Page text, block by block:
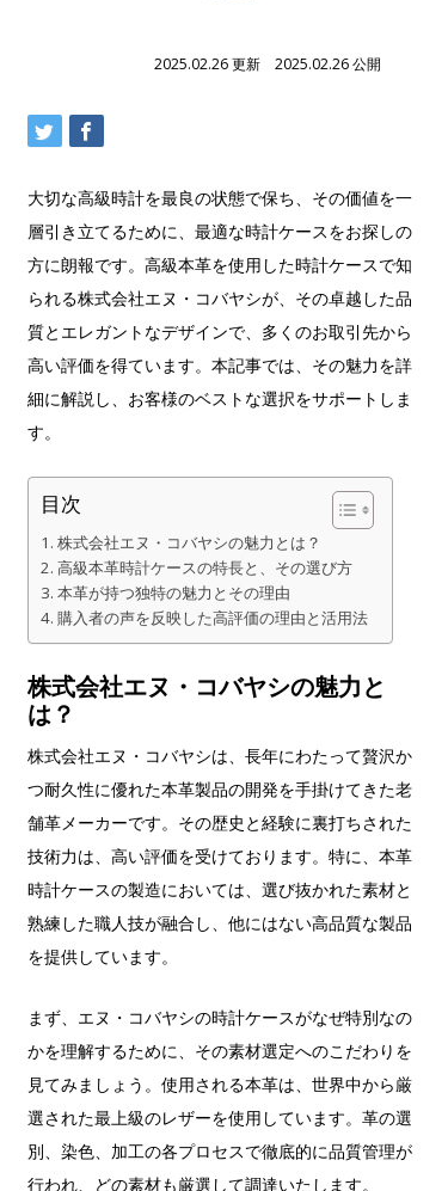
2025.02.26 更新 2025.02.26 公開
大切な高級時計を最良の状態で保ち、その価値を一
層引き立てるために、最適な時計ケースをお探しの
方に朗報です。高級本革を使用した時計ケースで知
られる株式会社エヌ・コバヤシが、その卓越した品
質とエレガントなデザインで、多くのお取引先から
高い評価を得ています。本記事では、その魅力を詳
細に解説し、お客様のベストな選択をサポートしま
す。
目次
株式会社エヌ・コバヤシの魅力とは？
高級本革時計ケースの特長と、その選び方
本革が持つ独特の魅力とその理由
購入者の声を反映した高評価の理由と活用法
株式会社エヌ・コバヤシの魅力と
は？
株式会社エヌ・コバヤシは、長年にわたって贅沢か
つ耐久性に優れた本革製品の開発を手掛けてきた老
舗革メーカーです。その歴史と経験に裏打ちされた
技術力は、高い評価を受けております。特に、本革
時計ケースの製造においては、選び抜かれた素材と
熟練した職人技が融合し、他にはない高品質な製品
を提供しています。
まず、エヌ・コバヤシの時計ケースがなぜ特別なの
かを理解するために、その素材選定へのこだわりを
見てみましょう。使用される本革は、世界中から厳
選された最上級のレザーを使用しています。革の選
別、染色、加工の各プロセスで徹底的に品質管理が
行われ、どの素材も厳選して調達いたします。